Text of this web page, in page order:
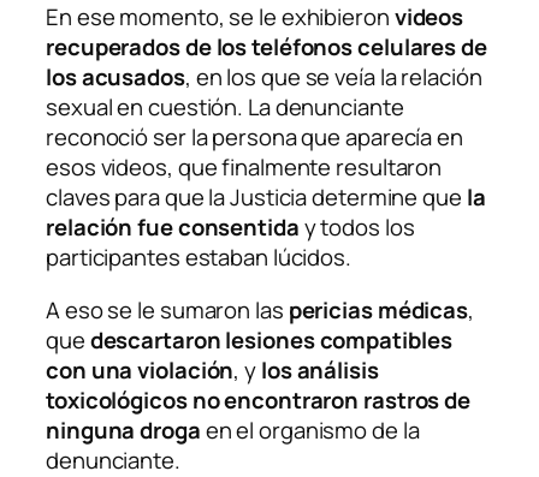
En ese momento, se le exhibieronvideos
recuperados de los teléfonos celulares de
los acusados, en los que se veía la relación
sexual en cuestión. La denunciante
reconoció ser la persona que aparecía en
esos videos, que finalmente resultaron
claves para que la Justicia determine que la
relación fue consentiday todos los
participantes estaban lúcidos.
A eso se le sumaron las pericias médicas,
quedescartaron lesiones compatibles
con una violación, ylos análisis
toxicológicos no encontraron rastros de
ninguna drogaen el organismo de la
denunciante.